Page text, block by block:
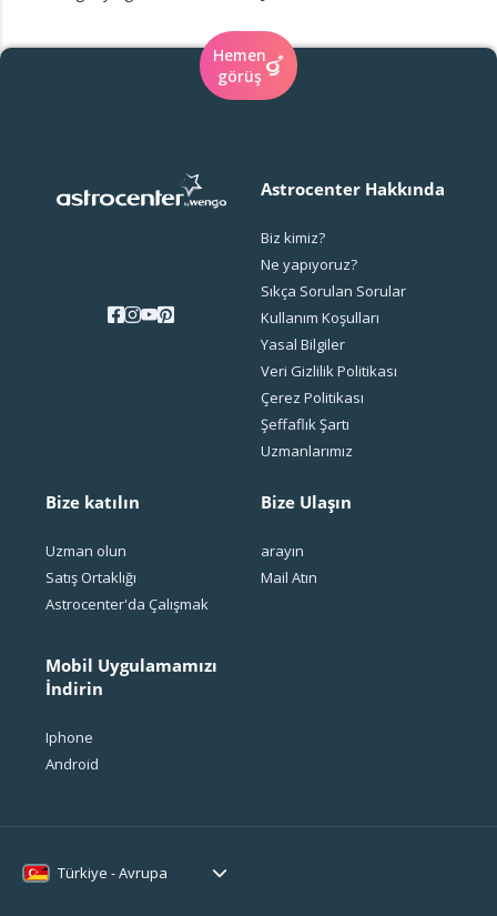
Hemen
görüş
Astrocenter Hakkında
Biz kimiz?
Ne yapıyoruz?
Sıkça Sorulan Sorular
Kullanım Koşulları
Yasal Bilgiler
Veri Gizlilik Politikası
Çerez Politikası
Şeffaflık Şartı
Uzmanlarımız
Bize katılın
Uzman olun
Satış Ortaklığı
Astrocenter'da Çalışmak
Mobil Uygulamamızı
İndirin
Iphone
Android
Bize Ulaşın
arayın
Mail Atın
Türkiye - Avrupa